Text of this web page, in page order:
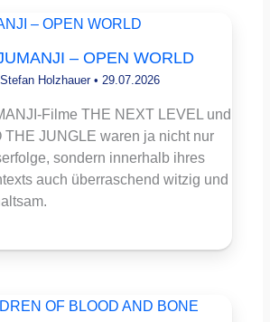
– OPEN WORLD
Stefan Holzhauer • 29.07.2026
Filme THE NEXT LEVEL und
THE JUNGLE waren ja nicht nur
sondern innerhalb ihres
auch überraschend witzig und